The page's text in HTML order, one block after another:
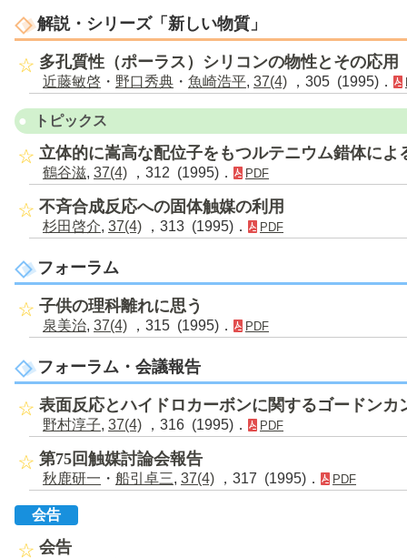
解説・シリーズ「新しい物質」
多孔質性（ポーラス）シリコンの物性とその応用
近藤敏啓 ・ 野口秀典 ・ 魚崎浩平, 37(4) ，305 (1995)．
トピックス
立体的に嵩高な配位子をもつルテニウム錯体によ
鶴谷滋, 37(4) ，312 (1995)． PDF
不斉合成反応への固体触媒の利用
杉田啓介, 37(4) ，313 (1995)． PDF
フォーラム
子供の理科離れに思う
泉美治, 37(4) ，315 (1995)． PDF
フォーラム・会議報告
表面反応とハイドロカーボンに関するゴードンカ
野村淳子, 37(4) ，316 (1995)． PDF
第75回触媒討論会報告
秋鹿研一 ・ 船引卓三, 37(4) ，317 (1995)． PDF
会告
会告